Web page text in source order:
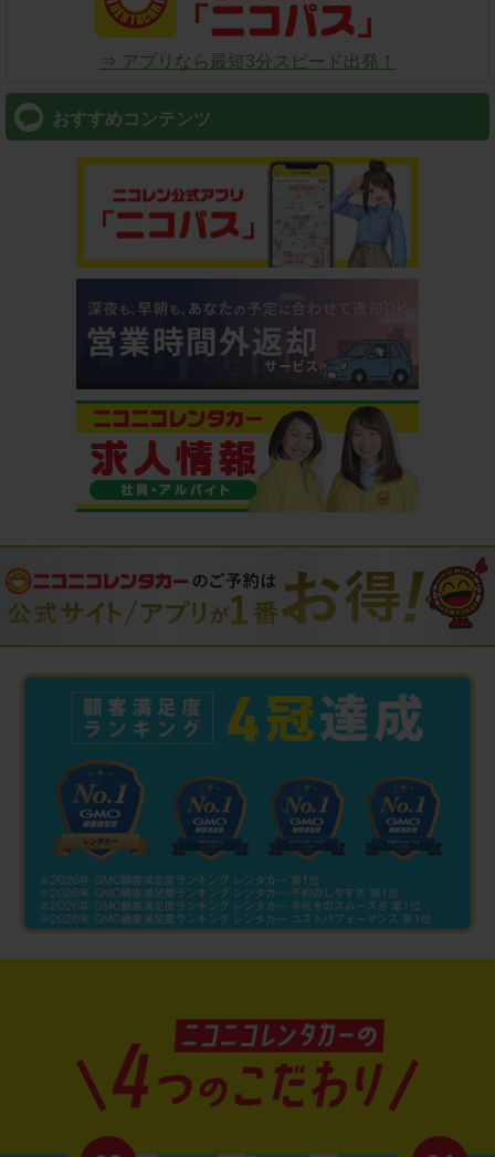
⇒ アプリなら最短3分スピード出発！
おすすめコンテンツ